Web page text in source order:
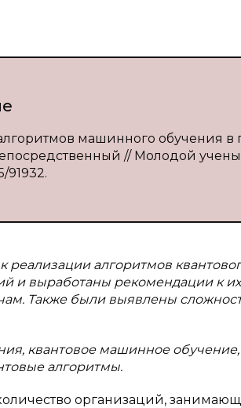
машинного обучения в
// Молодой
91932.
реализации алгоритмов
и выработаны рекомендации к
Также были выявлены
квантовое машинное
алгоритмы.
организаций,